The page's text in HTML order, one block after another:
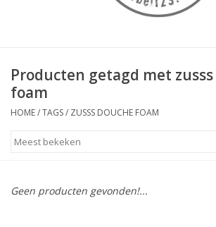
LIFESTYLE
OUTDOOR
Producten getagd met
foam
HOME/TAGS/ ZUSSS DOUCHE FOAM
Geen producten gevonden!...